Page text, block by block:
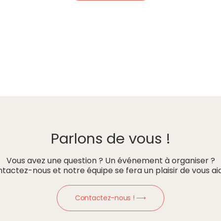
Parlons de vous !
Vous avez une question ? Un événement à organiser ?
nous et notre équipe se fera un plaisir de vous
Contactez-nous ! ⟶